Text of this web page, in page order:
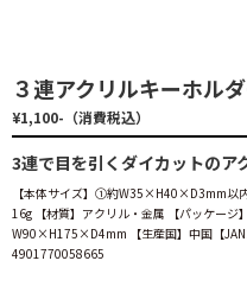
３連アクリルキーホル
¥1,100-（消費税込）
3連で目を引くダイカットのア
【本体サイズ】①約W35×H40×D3mm
16g 【材質】アクリル・金属 【パッケージ
W90×H175×D4mm 【生産国】中国【
4901770058665